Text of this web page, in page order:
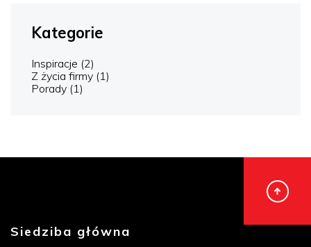
Kategorie
Inspiracje (2)
Z życia firmy (1)
Porady (1)
Siedziba główna